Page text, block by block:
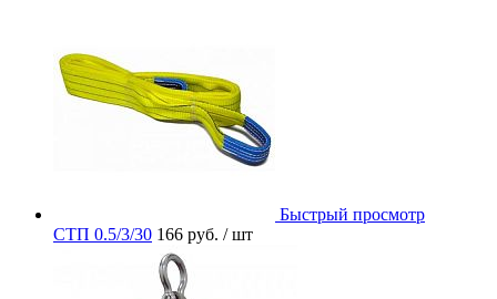
Быстрый просмотр
СТП 0.5/3/30 166 руб. / шт